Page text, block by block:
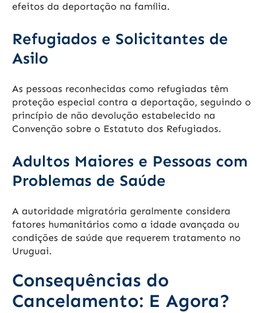
efeitos da deportação na família.
Refugiados e Solicitantes de
Asilo
As pessoas reconhecidas como refugiadas têm
proteção especial contra a deportação, seguindo o
princípio de não devolução estabelecido na
Convenção sobre o Estatuto dos Refugiados.
Adultos Maiores e Pessoas com
Problemas de Saúde
A autoridade migratória geralmente considera
fatores humanitários como a idade avançada ou
condições de saúde que requerem tratamento no
Uruguai.
Consequências do
Cancelamento: E Agora?